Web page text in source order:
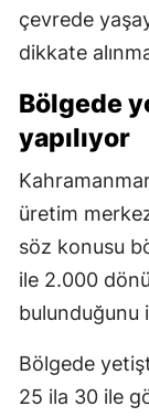
çevrede
dikkate
Bölgede
yapılıyor
üretim
söz konusu
ile 2.000
bulunduğunu
Bölgede
25 ila 30 ile